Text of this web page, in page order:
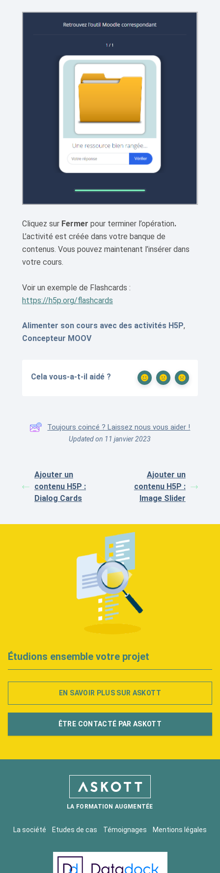
Cliquez sur Fermer pour terminer l’opération.
L’activité est créée dans votre banque de
contenus. Vous pouvez maintenant l’insérer dans
votre cours.
Voir un exemple de Flashcards :
https://h5p.org/flashcards
Alimenter son cours avec des activités H5P,
Concepteur MOOV
Cela vous-a-t-il aidé ?
Toujours coincé ? Laissez nous vous aider !
Updated on 11 janvier 2023
Ajouter un
contenu H5P :
Dialog Cards
Ajouter un
contenu H5P :
Image Slider
Étudions ensemble votre projet
EN SAVOIR PLUS SUR ASKOTT
ÊTRE CONTACTÉ PAR ASKOTT
LA FORMATION AUGMENTÉE
La société Etudes de cas Témoignages Mentions légales